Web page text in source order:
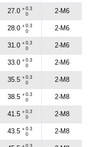
27.0 ＋0.3
0
2-M6
28.0 ＋0.3
0
2-M6
31.0 ＋0.3
0
2-M6
33.0 ＋0.3
0
2-M6
35.5 ＋0.3
0
2-M8
38.5 ＋0.3
0
2-M8
41.5 ＋0.3
0
2-M8
43.5 ＋0.3
0
2-M8
＋0.3